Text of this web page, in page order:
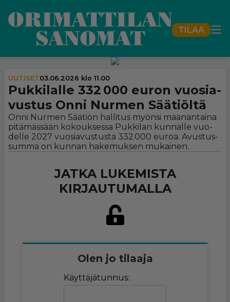
TILAA
UUTISET03.06.2026 klo 11.00
Puk­ki­lalle 332 000 euron vuo­si­a­
vus­tus Onni Nurmen Säätiöltä
On­ni Nur­men Sää­ti­ön hal­li­tus myön­si maa­nan­tai­na
pi­tä­mäs­sään ko­kouk­ses­sa Puk­ki­lan kun­nal­le vuo­
del­le 2027 vuo­si­a­vus­tus­ta 332 000 eu­roa. Avus­tus­
sum­ma on kun­nan ha­ke­muk­sen mu­kai­nen.
JATKA LUKEMISTA
KIRJAUTUMALLA
Olen jo tilaaja
Käyttäjätunnus: